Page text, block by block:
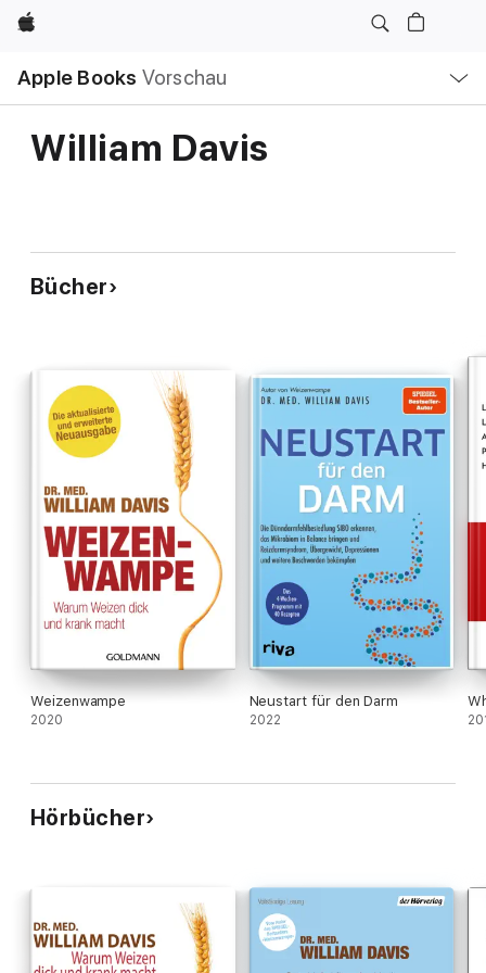
Apple
Apple Books Vorschau
Navigation
Menü
öffnen
William Davis
Bücher
Weizenwampe
2020
Neustart für den Darm
2022
Hörbücher